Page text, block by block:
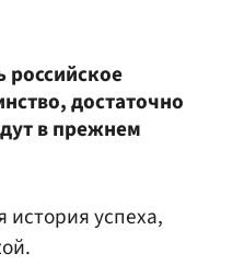
достаточно
в прежнем
история успеха,